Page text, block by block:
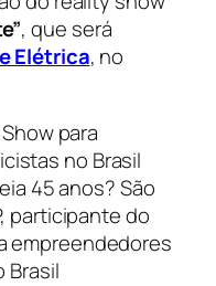
, que será
Elétrica, no
45 anos? São
participante do
empreendedores
Brasil